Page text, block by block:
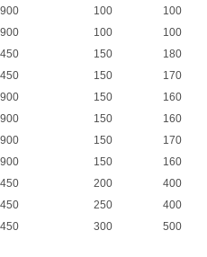
100 100
100 100
150 180
150 170
150 160
150 160
150 170
150 160
200 400
250 400
300 500